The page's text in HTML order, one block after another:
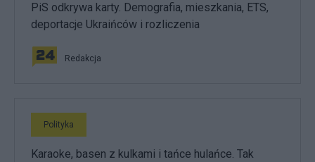
PiS odkrywa karty. Demografia, mieszkania, ETS,
deportacje Ukraińców i rozliczenia
Redakcja
Polityka
Karaoke, basen z kulkami i tańce hulańce. Tak